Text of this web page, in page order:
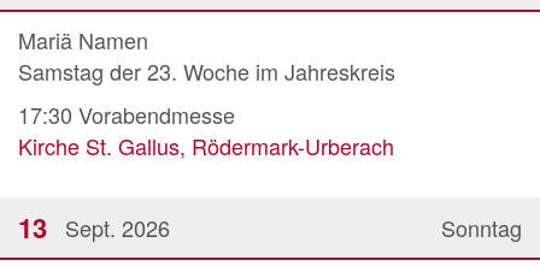
Mariä Namen
Samstag der 23. Woche im Jahreskreis
17:30 Vorabendmesse
Kirche St. Gallus, Rödermark-Urberach
Sonntag
13
Sept. 2026